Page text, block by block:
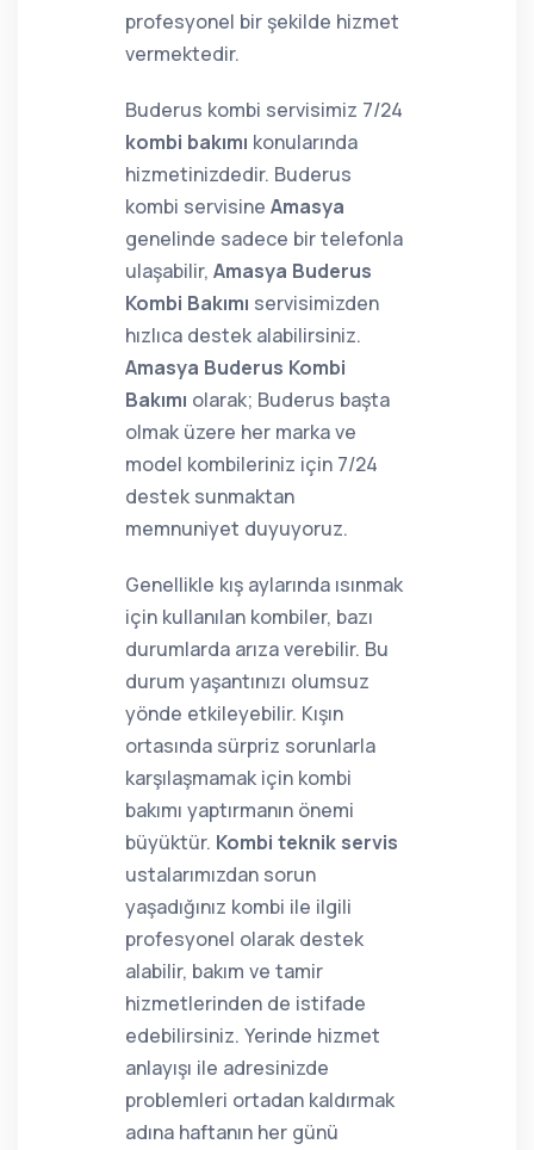
profesyonel bir şekilde hizmet
vermektedir.
Buderus kombi servisimiz 7/24
kombi bakımı konularında
hizmetinizdedir. Buderus
kombi servisine Amasya
genelinde sadece bir telefonla
ulaşabilir, Amasya Buderus
Kombi Bakımı servisimizden
hızlıca destek alabilirsiniz.
Amasya Buderus Kombi
Bakımı olarak; Buderus başta
olmak üzere her marka ve
model kombileriniz için 7/24
destek sunmaktan
memnuniyet duyuyoruz.
Genellikle kış aylarında ısınmak
için kullanılan kombiler, bazı
durumlarda arıza verebilir. Bu
durum yaşantınızı olumsuz
yönde etkileyebilir. Kışın
ortasında sürpriz sorunlarla
karşılaşmamak için kombi
bakımı yaptırmanın önemi
büyüktür. Kombi teknik servis
ustalarımızdan sorun
yaşadığınız kombi ile ilgili
profesyonel olarak destek
alabilir, bakım ve tamir
hizmetlerinden de istifade
edebilirsiniz. Yerinde hizmet
anlayışı ile adresinizde
problemleri ortadan kaldırmak
adına haftanın her günü